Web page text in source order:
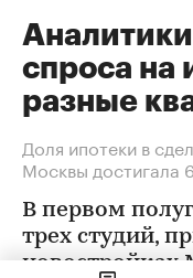
спроса на
разные
Доля ипотеки в
Москвы достигала
В первом
трех студий,